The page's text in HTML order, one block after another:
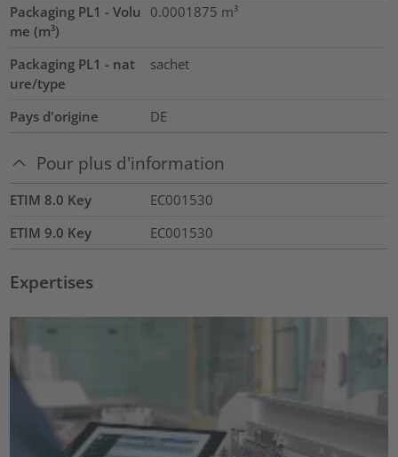
Packaging PL1 - Volu
me (m³)
0.0001875 m³
Packaging PL1 - nat
ure/type
sachet
Pays d'origine DE
Pour plus d'information
ETIM 8.0 Key
EC001530
ETIM 9.0 Key
EC001530
Expertises